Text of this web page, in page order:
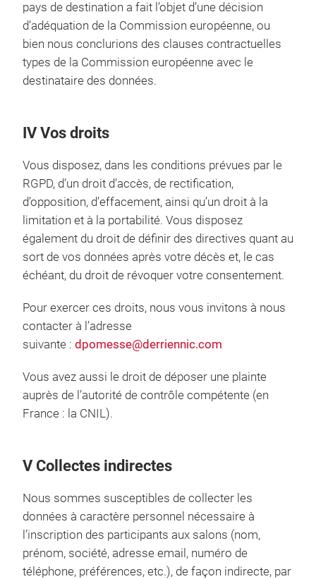
pays de destination a fait l’objet d’une décision
d’adéquation de la Commission européenne, ou
bien nous conclurions des clauses contractuelles
types de la Commission européenne avec le
destinataire des données.
IV Vos droits
Vous disposez, dans les conditions prévues par le
RGPD, d’un droit d’accès, de rectification,
d’opposition, d’effacement, ainsi qu’un droit à la
limitation et à la portabilité. Vous disposez
également du droit de définir des directives quant au
sort de vos données après votre décès et, le cas
échéant, du droit de révoquer votre consentement.
Pour exercer ces droits, nous vous invitons à nous
contacter à l’adresse
suivante : dpomesse@derriennic.com
Vous avez aussi le droit de déposer une plainte
auprès de l’autorité de contrôle compétente (en
France : la CNIL).
V Collectes indirectes
Nous sommes susceptibles de collecter les
données à caractère personnel nécessaire à
l’inscription des participants aux salons (nom,
prénom, société, adresse email, numéro de
téléphone, préférences, etc.), de façon indirecte, par